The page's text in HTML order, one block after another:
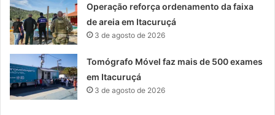
Operação reforça ordenamento da faixa
de areia em Itacuruçá
3 de agosto de 2026
Tomógrafo Móvel faz mais de 500 exames
em Itacuruçá
3 de agosto de 2026